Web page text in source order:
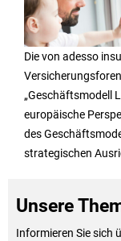
Die von adesso
„Geschäftsmodell
europäische
des
strategischen
Unsere
Informieren Sie sich